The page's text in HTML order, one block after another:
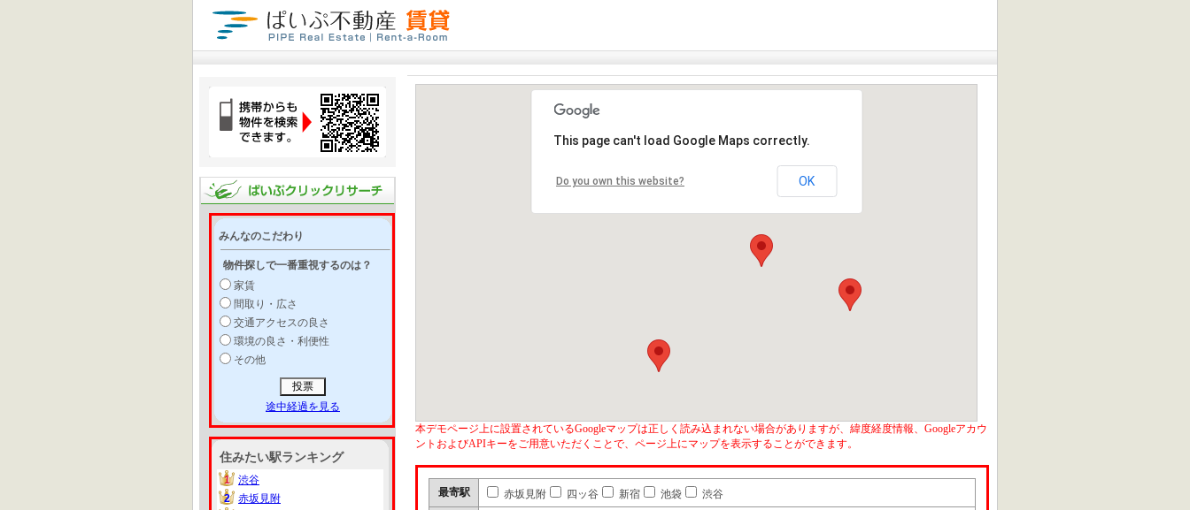
みんなのこだわり
物件探しで一番重視するのは？
家賃
間取り・広さ
交通アクセスの良さ
環境の良さ・利便性
その他
途中経過を見る
住みたい駅ランキング
1
1
渋谷
2
2
赤坂見附
This page can't load Google Maps correctly.
Do you own this website? OK
本デモページ上に設置されているGoogleマップは正しく読み込まれない場合がありますが、緯度経度情報、Googleアカウ
ントおよびAPIキーをご用意いただくことで、ページ上にマップを表示することができます。
最寄駅 赤坂見附 四ッ谷 新宿 池袋 渋谷